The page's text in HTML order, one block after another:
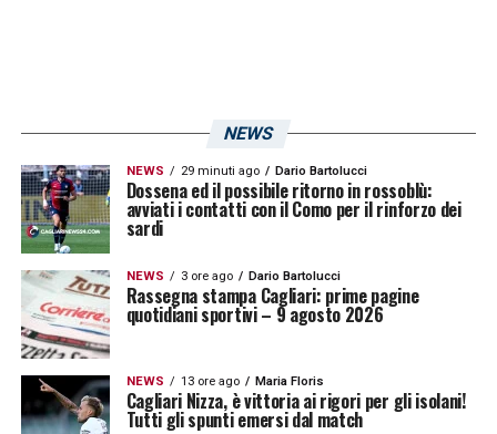
NEWS
NEWS 29 minuti ago Dario Bartolucci
Dossena ed il possibile ritorno in rossoblù:
avviati i contatti con il Como per il rinforzo dei
sardi
NEWS 3 ore ago Dario Bartolucci
Rassegna stampa Cagliari: prime pagine
quotidiani sportivi – 9 agosto 2026
NEWS 13 ore ago Maria Floris
Cagliari Nizza, è vittoria ai rigori per gli isolani!
Tutti gli spunti emersi dal match